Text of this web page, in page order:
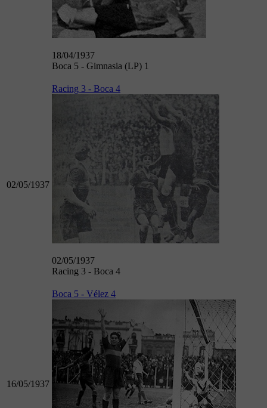
18/04/1937
Boca 5 - Gimnasia (LP) 1
02/05/1937
Racing 3 - Boca 4
02/05/1937
Racing 3 - Boca 4
16/05/1937
Boca 5 - Vélez 4